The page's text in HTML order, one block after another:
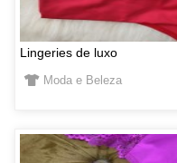
Lingeries de luxo
Moda e Beleza